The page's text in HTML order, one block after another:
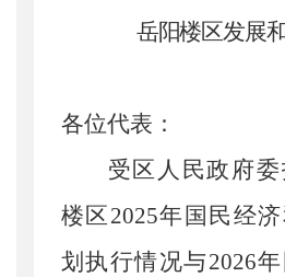
岳阳楼区发展
各位代表：
受区人民政府
楼区2025年国民经
划执行情况与2026